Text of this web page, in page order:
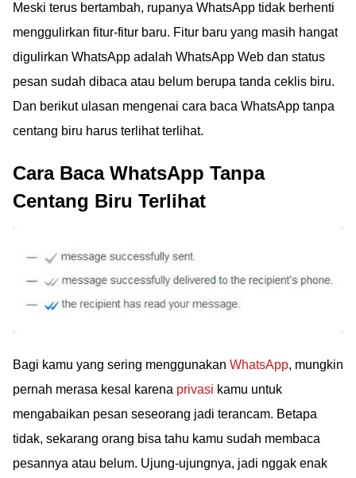
Meski terus bertambah, rupanya WhatsApp tidak berhenti
menggulirkan fitur-fitur baru. Fitur baru yang masih hangat
digulirkan WhatsApp adalah WhatsApp Web dan status
pesan sudah dibaca atau belum berupa tanda ceklis biru.
Dan berikut ulasan mengenai cara baca WhatsApp tanpa
centang biru harus terlihat terlihat.
Cara Baca WhatsApp Tanpa
Centang Biru Terlihat
Bagi kamu yang sering menggunakan WhatsApp, mungkin
pernah merasa kesal karena privasi kamu untuk
mengabaikan pesan seseorang jadi terancam. Betapa
tidak, sekarang orang bisa tahu kamu sudah membaca
pesannya atau belum. Ujung-ujungnya, jadi nggak enak